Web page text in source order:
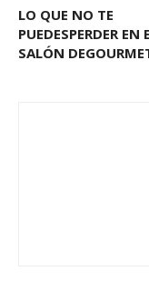
LO QUE NO TE
PUEDESPERDER EN
SALÓN